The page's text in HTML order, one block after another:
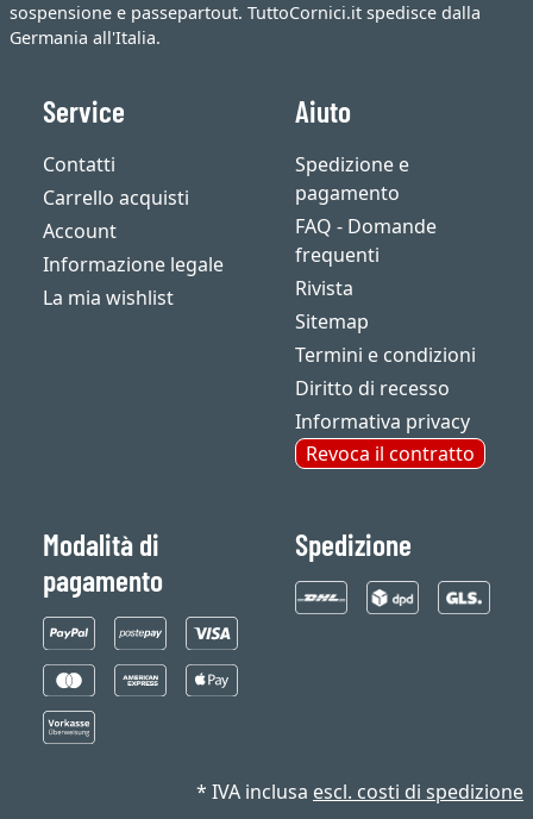
sospensione e passepartout. TuttoCornici.it spedisce dalla
Germania all'Italia.
Service
Contatti
Carrello acquisti
Account
Informazione legale
La mia wishlist
Aiuto
Spedizione e
pagamento
FAQ - Domande
frequenti
Rivista
Sitemap
Termini e condizioni
Diritto di recesso
Informativa privacy
Revoca il contratto
Modalità di
pagamento
Spedizione
* IVA inclusa escl. costi di spedizione